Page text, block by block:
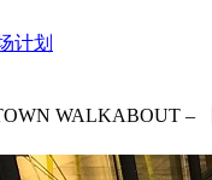
计划
WALKABOUT –